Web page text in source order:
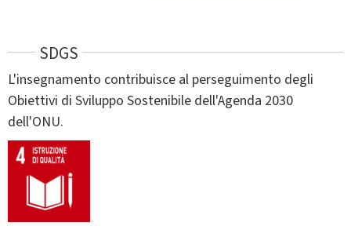
SDGS
L'insegnamento contribuisce al perseguimento degli
Obiettivi di Sviluppo Sostenibile dell'Agenda 2030
dell'ONU.